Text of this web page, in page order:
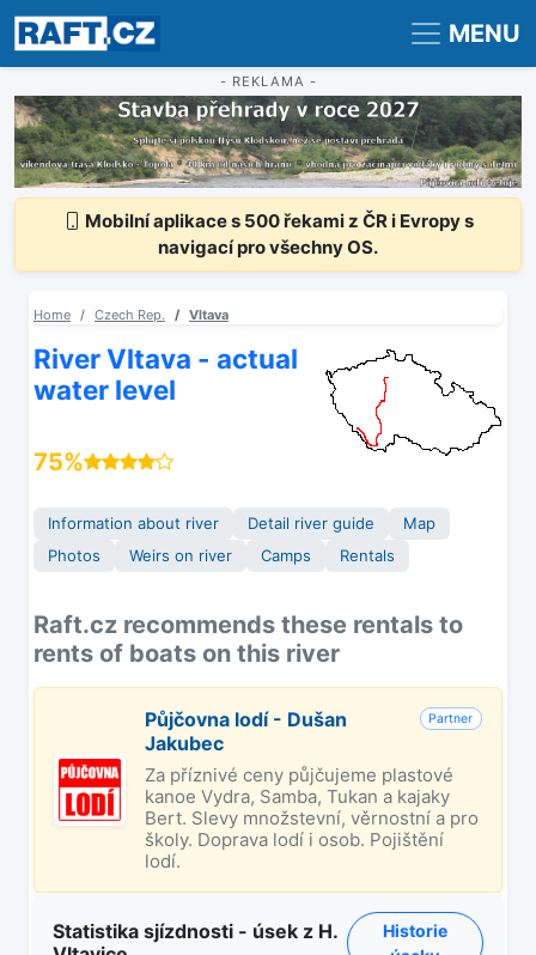
Registrace Přihlášení MENU
- REKLAMA -
Mobilní aplikace s 500 řekami z ČR i Evropy s
navigací pro všechny OS.
Home Czech Rep. Vltava
River Vltava - actual
water level
75%
Information about river Detail river guide
Map
Photos
Weirs on river Camps Rentals
Raft.cz recommends these rentals to
rents of boats on this river
Půjčovna lodí - Dušan
Jakubec
Partner
Za příznivé ceny půjčujeme plastové
kanoe Vydra, Samba, Tukan a kajaky
Bert. Slevy množstevní, věrnostní a pro
školy. Doprava lodí i osob. Pojištění
lodí.
Statistika sjízdnosti - úsek z H.
Historie